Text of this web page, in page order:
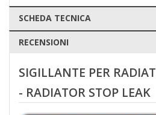
SCHEDA TECNICA
RECENSIONI
SIGILLANTE PER
- RADIATOR STOP LEAK